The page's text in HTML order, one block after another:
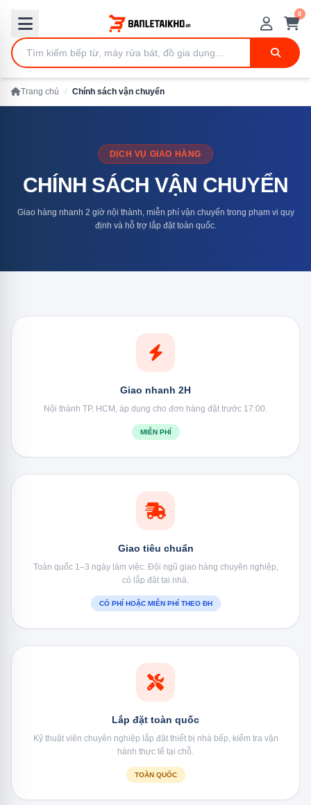
0
Trang chủ / Chính sách vận chuyển
DỊCH VỤ GIAO HÀNG
CHÍNH SÁCH VẬN CHUYỂN
Giao hàng nhanh 2 giờ nội thành, miễn phí vận chuyển trong phạm vi quy
định và hỗ trợ lắp đặt toàn quốc.
Giao nhanh 2H
Nội thành TP. HCM, áp dụng cho đơn hàng đặt trước 17:00.
MIỄN PHÍ
Giao tiêu chuẩn
Toàn quốc 1–3 ngày làm việc. Đội ngũ giao hàng chuyên nghiệp,
có lắp đặt tại nhà.
CÓ PHÍ HOẶC MIỄN PHÍ THEO ĐH
Lắp đặt toàn quốc
Kỹ thuật viên chuyên nghiệp lắp đặt thiết bị nhà bếp, kiểm tra vận
hành thực tế tại chỗ.
TOÀN QUỐC